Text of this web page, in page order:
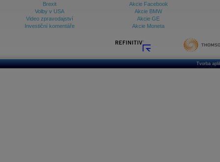
Brexit
Volby v USA
Video zpravodajství
Investiční komentáře
Akcie Facebook
Akcie BMW
Akcie GE
Akcie Moneta
Tvorba